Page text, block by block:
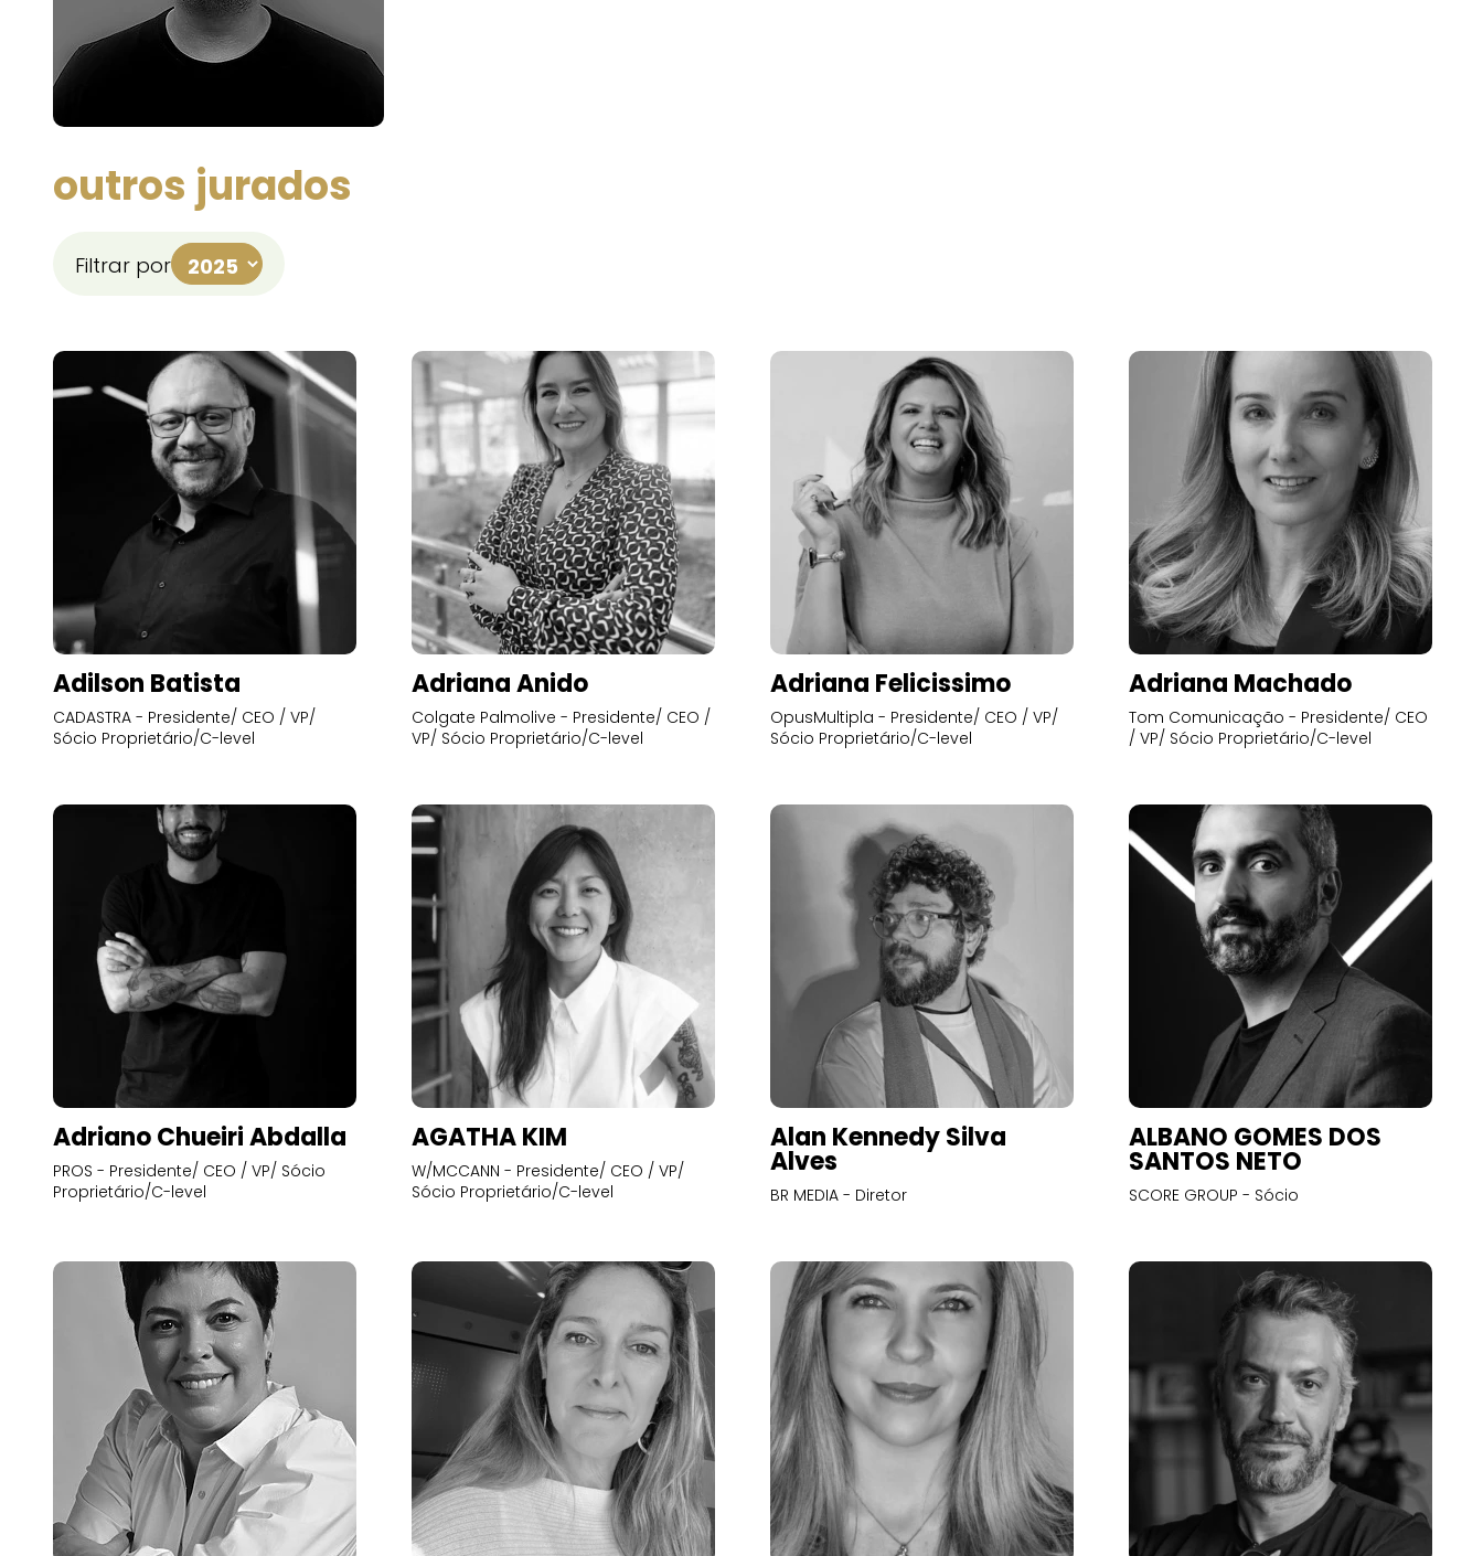
outros jurados
Filtrar por
Adilson Batista
CADASTRA - Presidente/ CEO / VP/
Sócio Proprietário/C-level
Adriana Anido
Colgate Palmolive - Presidente/ CEO /
VP/ Sócio Proprietário/C-level
Adriana Felicissimo
OpusMultipla - Presidente/ CEO / VP/
Sócio Proprietário/C-level
Adriana Machado
Tom Comunicação - Presidente/ CEO
/ VP/ Sócio Proprietário/C-level
Adriano Chueiri Abdalla
PROS - Presidente/ CEO / VP/ Sócio
Proprietário/C-level
AGATHA KIM
W/MCCANN - Presidente/ CEO / VP/
Sócio Proprietário/C-level
Alan Kennedy Silva
Alves
BR MEDIA - Diretor
ALBANO GOMES DOS
SANTOS NETO
SCORE GROUP - Sócio